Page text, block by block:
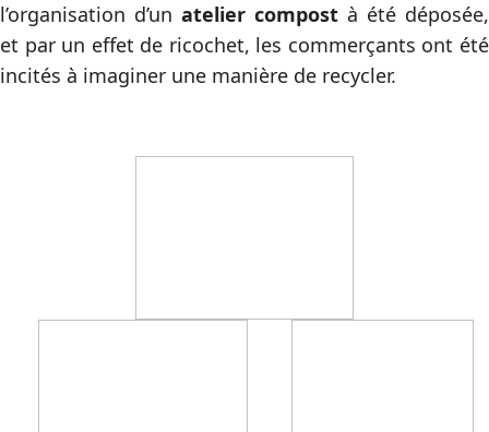
l’organisation d’un atelier compost à été déposée,
et par un effet de ricochet, les commerçants ont été
incités à imaginer une manière de recycler.